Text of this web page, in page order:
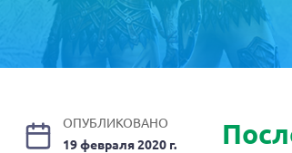
ОПУБЛИКОВАНО
19 февраля 2020 г.